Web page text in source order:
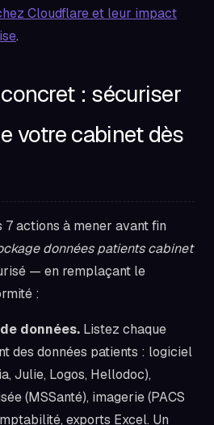
Cloudflare et leur impact
.
: sécuriser
votre cabinet dès
actions à mener avant fin
données patients cabinet
— en remplaçant le
:
données. Listez chaque
des données patients : logiciel
Julie, Logos, Hellodoc),
(MSSanté), imagerie (PACS
exports Excel. Un